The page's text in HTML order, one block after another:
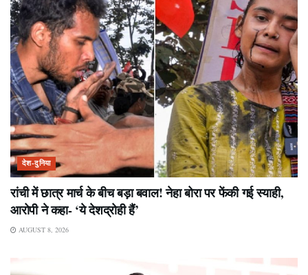
देश-दुनिया
रांची में छात्र मार्च के बीच बड़ा बवाल! नेहा बोरा पर फेंकी गई स्याही,
आरोपी ने कहा- ‘ये देशद्रोही हैं’
AUGUST 8, 2026